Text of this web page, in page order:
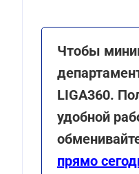
Чтобы
LIGA360.
удобной
прямо